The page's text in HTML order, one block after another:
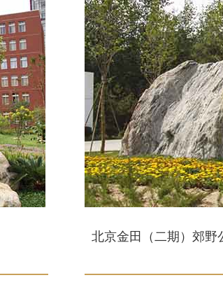
北京金田（二期）郊野